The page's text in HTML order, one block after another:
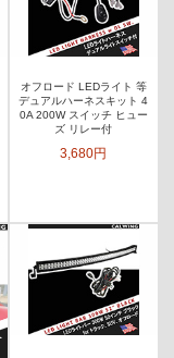
オフロード LEDライト 等
デュアルハーネスキット 4
0A 200W スイッチ ヒュー
ズ リレー付
3,680円